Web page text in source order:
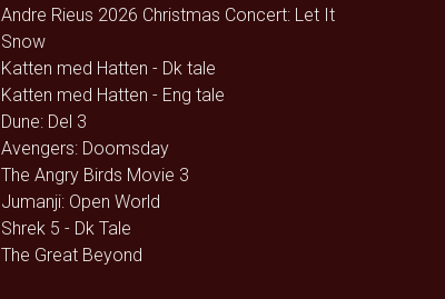
Andre Rieus 2026 Christmas Concert: Let It
Snow
Katten med Hatten - Dk tale
Katten med Hatten - Eng tale
Dune: Del 3
Avengers: Doomsday
The Angry Birds Movie 3
Jumanji: Open World
Shrek 5 - Dk Tale
The Great Beyond